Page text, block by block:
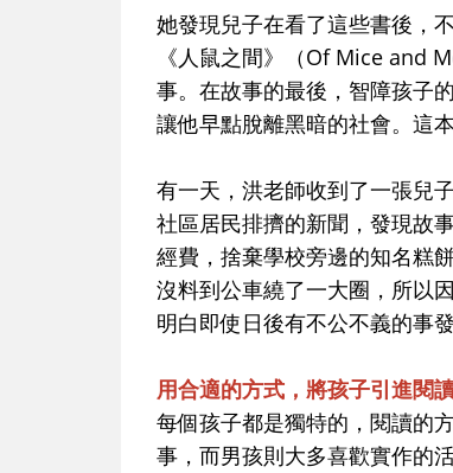
她發現兒子在看了這些書後，
《人鼠之間》（Of Mice and
事。在故事的最後，智障孩子
讓他早點脫離黑暗的社會。這
有一天，洪老師收到了一張兒
社區居民排擠的新聞，發現故
經費，捨棄學校旁邊的知名糕
沒料到公車繞了一大圈，所以
明白即使日後有不公不義的事
用合適的方式，將孩子引進閱
每個孩子都是獨特的，閱讀的
事，而男孩則大多喜歡實作的